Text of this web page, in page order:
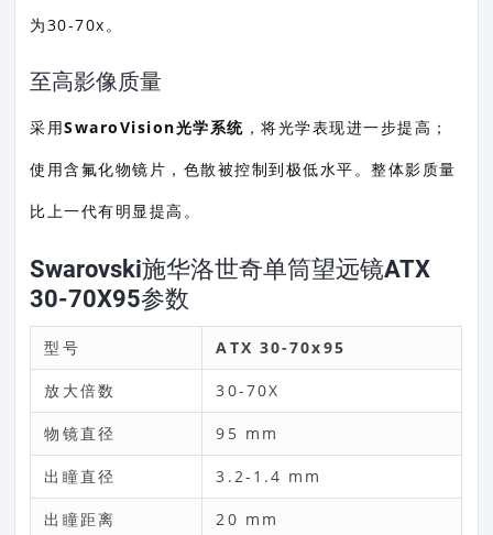
为30-70x。
至高影像质量
采用SwaroVision光学系统 ，将光学表现进一步提高；
使用含氟化物镜片，色散被控制到极低水平。整体影质量
比上一代有明显提高。
Swarovski施华洛世奇单筒望远镜ATX
30-70X95参数
型号 ATX 30-70x95
放大倍数 30-70X
物镜直径 95 mm
出瞳直径 3.2-1.4 mm
出瞳距离 20 mm